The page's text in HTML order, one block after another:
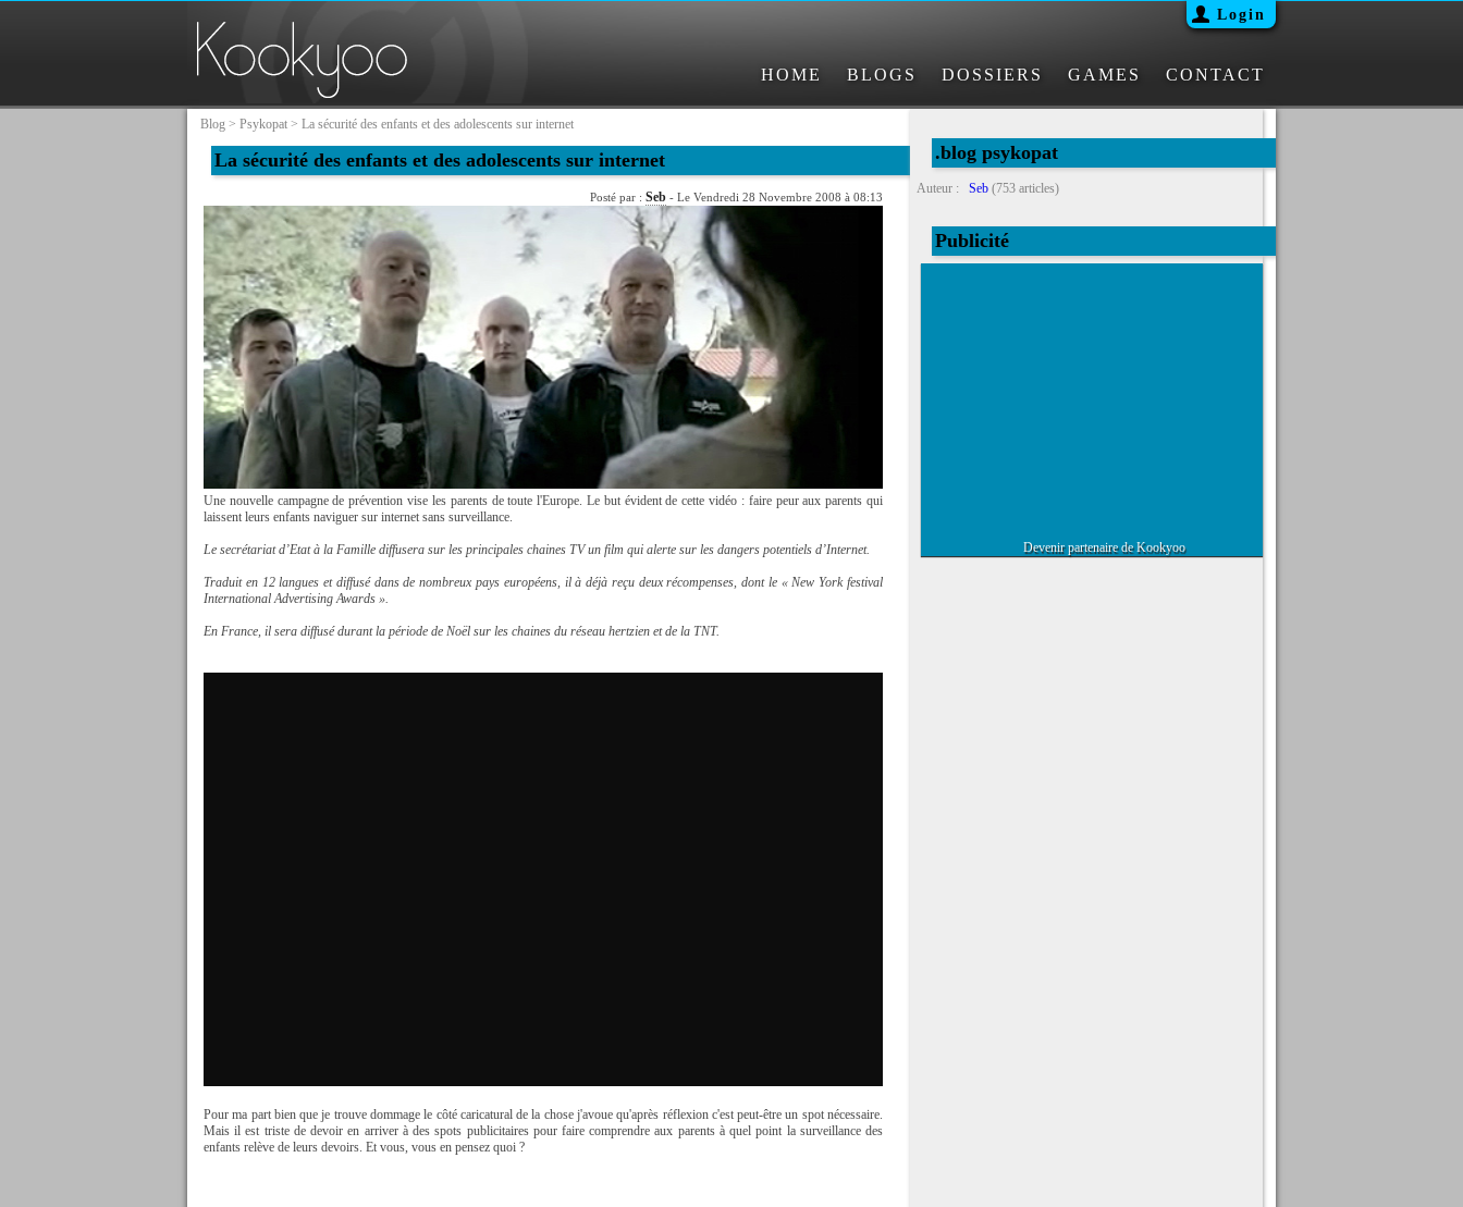
Login
HOME BLOGS DOSSIERS GAMES CONTACT
Blog > Psykopat > La sécurité des enfants et des adolescents sur internet
La sécurité des enfants et des adolescents sur internet
Posté par : Seb - Le Vendredi 28 Novembre 2008 à 08:13
Une nouvelle campagne de prévention vise les parents de toute l'Europe. Le but évident de cette vidéo : faire peur aux parents qui
laissent leurs enfants naviguer sur internet sans surveillance.
Le secrétariat d’Etat à la Famille diffusera sur les principales chaines TV un film qui alerte sur les dangers potentiels d’Internet.
Traduit en 12 langues et diffusé dans de nombreux pays européens, il à déjà reçu deux récompenses, dont le « New York festival
International Advertising Awards ».
En France, il sera diffusé durant la période de Noël sur les chaines du réseau hertzien et de la TNT.
Pour ma part bien que je trouve dommage le côté caricatural de la chose j'avoue qu'après réflexion c'est peut-être un spot nécessaire.
Mais il est triste de devoir en arriver à des spots publicitaires pour faire comprendre aux parents à quel point la surveillance des
enfants relève de leurs devoirs. Et vous, vous en pensez quoi ?
.blog psykopat
Auteur : Seb (753 articles)
Publicité
Devenir partenaire de Kookyoo